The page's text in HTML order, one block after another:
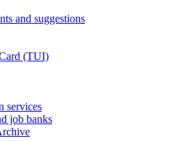
and suggestions
(TUI)
services
job banks